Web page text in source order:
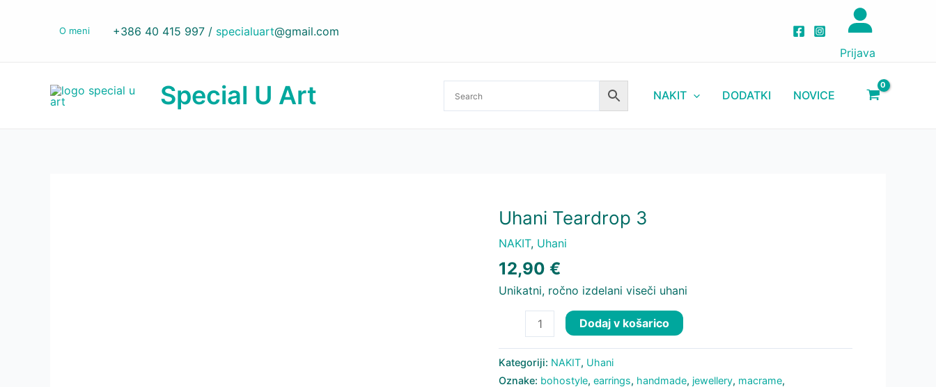
O meni +386 40 415 997 / specialuart@gmail.com
Prijava
Special U Art NAKIT DODATKI NOVICE
Uhani Teardrop 3
NAKIT, Uhani
12,90€
Unikatni, ročno izdelani viseči uhani
Teardrop
3
količina
Dodaj v košarico
Kategoriji: NAKIT, Uhani
Oznake: bohostyle,earrings, handmade, jewellery, macrame,